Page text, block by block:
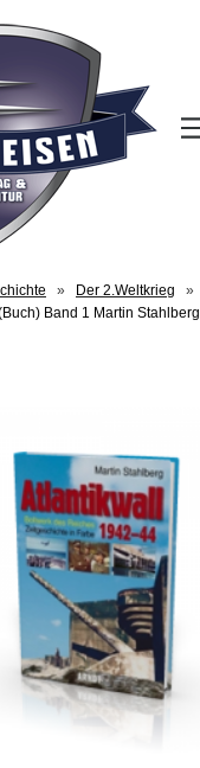
» Der 2.Weltkrieg »
Band 1 Martin Stahlberg